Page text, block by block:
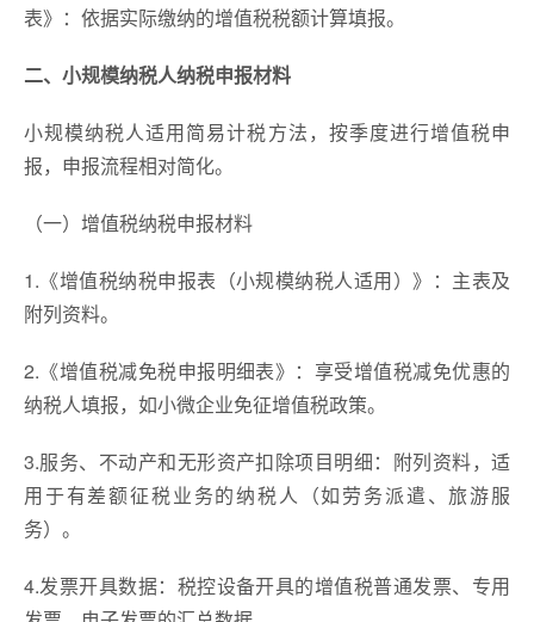
表》：依据实际缴纳的增值税税额计算填报。
二、小规模纳税人纳税申报材料
小规模纳税人适用简易计税方法，按季度进行增值税申
报，申报流程相对简化。
（一）增值税纳税申报材料
1.《增值税纳税申报表（小规模纳税人适用）》：主表及
附列资料。
2.《增值税减免税申报明细表》：享受增值税减免优惠的
纳税人填报，如小微企业免征增值税政策。
3.服务、不动产和无形资产扣除项目明细：附列资料，适
用于有差额征税业务的纳税人（如劳务派遣、旅游服
务）。
4.发票开具数据：税控设备开具的增值税普通发票、专用